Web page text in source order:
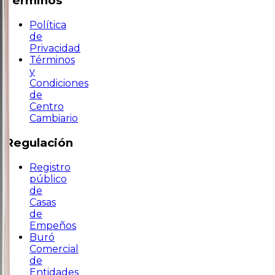
Política
de
Privacidad
Términos
y
Condiciones
de
Centro
Cambiario
Regulación
Registro
público
de
Casas
de
Empeños
Buró
Comercial
de
Entidades